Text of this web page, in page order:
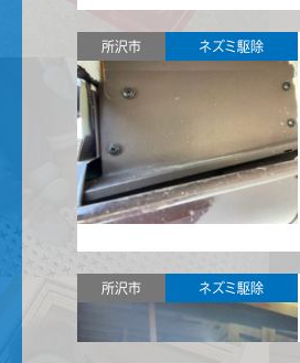
所沢市 ネズミ駆除
所沢市 ネズミ駆除